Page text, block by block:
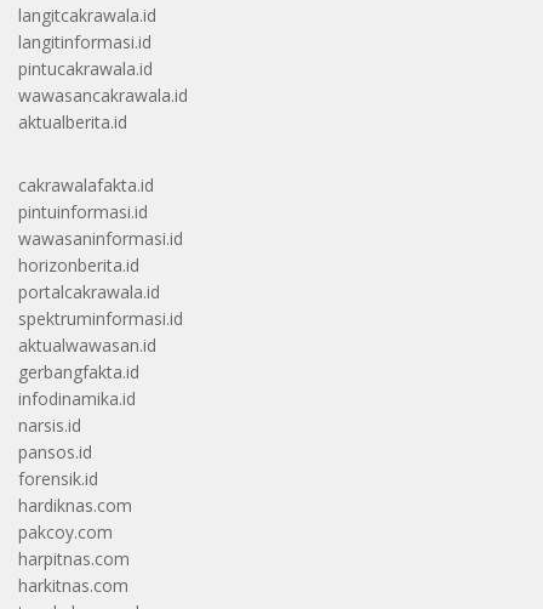
langitcakrawala.id
langitinformasi.id
pintucakrawala.id
wawasancakrawala.id
aktualberita.id
cakrawalafakta.id
pintuinformasi.id
wawasaninformasi.id
horizonberita.id
portalcakrawala.id
spektruminformasi.id
aktualwawasan.id
gerbangfakta.id
infodinamika.id
narsis.id
pansos.id
forensik.id
hardiknas.com
pakcoy.com
harpitnas.com
harkitnas.com